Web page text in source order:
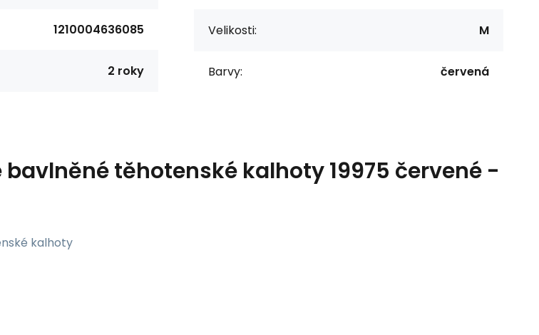
1210004636085
2 roky
Velikosti: M
Barvy: červená
bavlněné těhotenské kalhoty 19975 červené -
kalhoty